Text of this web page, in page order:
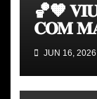
🏀🧡
𝐂𝐎𝐌
𝐓𝐎𝐔𝐑
JUN 16, 2026